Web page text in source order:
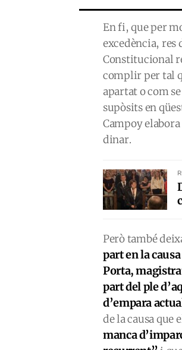
En fi, que per
excedència, res
Constitucional
complir per tal
apartat o com
supòsits en
Campoy
dinar.
Però també
part en la
Porta,
part del ple
d’empara
de la causa que
manca